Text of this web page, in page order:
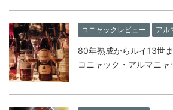
コニャックレビュー アル
80年熟成からルイ13世
コニャック・アルマニャ